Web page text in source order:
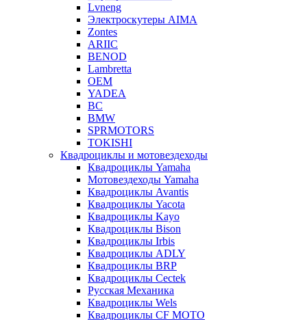
Lvneng
Электроскутеры AIMA
Zontes
ARIIC
BENOD
Lambretta
OEM
YADEA
BC
BMW
SPRMOTORS
TOKISHI
Квадроциклы и мотовездеходы
Квадроциклы Yamaha
Мотовездеходы Yamaha
Квадроциклы Avantis
Квадроциклы Yacota
Квадроциклы Kayo
Квадроциклы Bison
Квадроциклы Irbis
Квадроциклы ADLY
Квадроциклы BRP
Квадроциклы Cectek
Русская Механика
Квадроциклы Wels
Квадроциклы CF MOTO